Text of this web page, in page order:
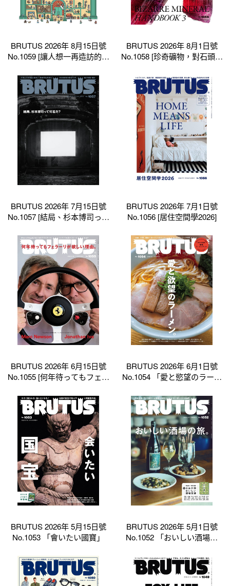
BRUTUS 2026年 8月15日號
No.1059 [讓人想一再造訪的博
BRUTUS 2026年 8月1日號
No.1058 [珍奇礦物，對石頭的
BRUTUS 2026年 7月15日號
No.1057 [結局、杉本博司って
BRUTUS 2026年 7月1日號
No.1056 [居住空間學2026]
BRUTUS 2026年 6月15日號
No.1055 [何年待ってもフェラ
BRUTUS 2026年 6月1日號
No.1054 「愛と慾望のラーメ
BRUTUS 2026年 5月15日號
No.1053 「會いたい國寶」
BRUTUS 2026年 5月1日號
No.1052 「おいしい酒場の